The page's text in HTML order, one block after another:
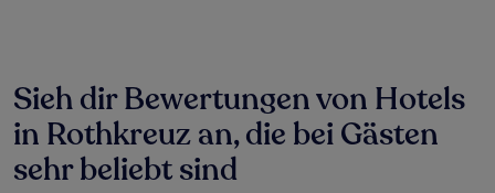
Sieh dir Bewertungen von Hotels
in Rothkreuz an, die bei Gästen
sehr beliebt sind